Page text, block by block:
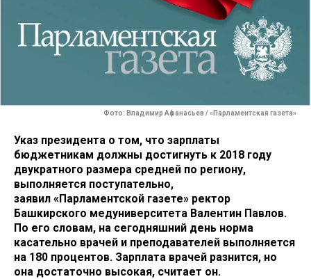
Фото: Владимир Афанасьев / «Парламентская газета»
Указ президента о том, что зарплаты
бюджетникам должны достигнуть к 2018 году
двукратного размера средней по региону,
выполняется поступательно,
заявил «Парламентской газете» ректор
Башкирского медуниверситета Валентин Павлов.
По его словам, на сегодняшний день норма
касательно врачей и преподавателей выполняется
на 180 процентов. Зарплата врачей разнится, но
она достаточно высокая, считает он.